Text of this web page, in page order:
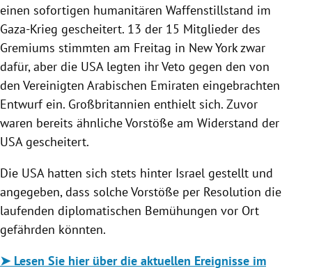
Untermenü
einen sofortigen humanitären Waffenstillstand im
Gaza-Krieg gescheitert. 13 der 15 Mitglieder des
Gremiums stimmten am Freitag in New York zwar
dafür, aber die USA legten ihr Veto gegen den von
den Vereinigten Arabischen Emiraten eingebrachten
Entwurf ein. Großbritannien enthielt sich. Zuvor
waren bereits ähnliche Vorstöße am Widerstand der
USA gescheitert.
Die USA hatten sich stets hinter Israel gestellt und
angegeben, dass solche Vorstöße per Resolution die
laufenden diplomatischen Bemühungen vor Ort
gefährden könnten.
➤ Lesen Sie hier über die aktuellen Ereignisse im